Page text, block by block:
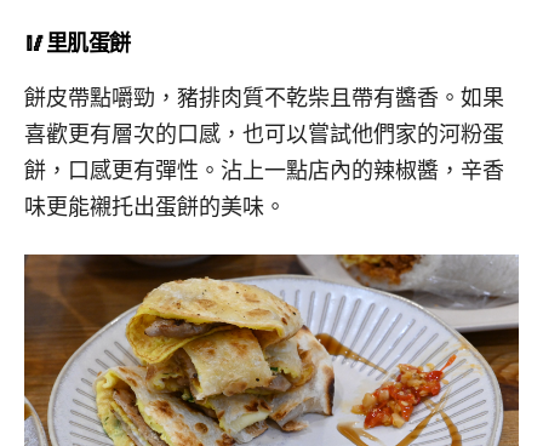
🥢里肌蛋餅
餅皮帶點嚼勁，豬排肉質不乾柴且帶有醬香。如果
喜歡更有層次的口感，也可以嘗試他們家的河粉蛋
餅，口感更有彈性。沾上一點店內的辣椒醬，辛香
味更能襯托出蛋餅的美味。